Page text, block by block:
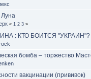
« 1 2 3 »
: КТО БОИТСЯ "УКРАИН"?
бомба – торжество
вакцинации (прививок)